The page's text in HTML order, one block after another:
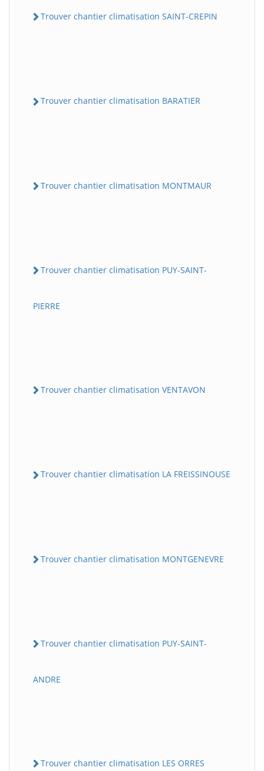
Trouver chantier climatisation SAINT-CREPIN
Trouver chantier climatisation BARATIER
Trouver chantier climatisation MONTMAUR
Trouver chantier climatisation PUY-SAINT-
PIERRE
Trouver chantier climatisation VENTAVON
Trouver chantier climatisation LA FREISSINOUSE
Trouver chantier climatisation MONTGENEVRE
Trouver chantier climatisation PUY-SAINT-
ANDRE
Trouver chantier climatisation LES ORRES